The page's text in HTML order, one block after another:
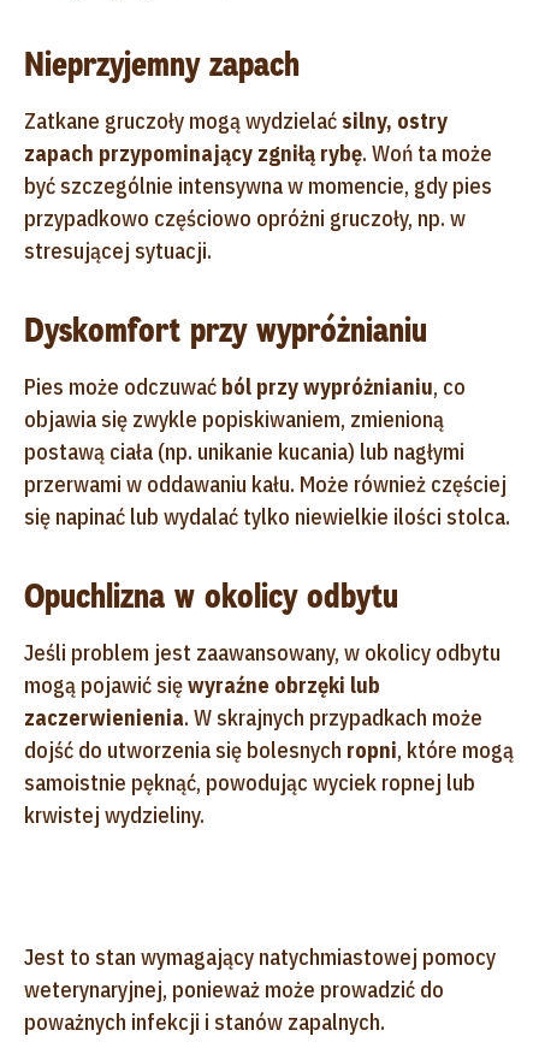
Nieprzyjemny zapach
Zatkane gruczoły mogą wydzielaćsilny, ostry
zapach przypominający zgniłą rybę. Woń ta może
być szczególnie intensywna w momencie, gdy pies
przypadkowo częściowo opróżni gruczoły, np. w
stresującej sytuacji.
Dyskomfort przy wypróżnianiu
Pies może odczuwać ból przy wypróżnianiu, co
objawia się zwykle popiskiwaniem, zmienioną
postawą ciała (np. unikanie kucania) lub nagłymi
przerwami w oddawaniu kału. Może również częściej
się napinać lub wydalać tylko niewielkie ilości stolca.
Opuchlizna w okolicy odbytu
Jeśli problem jest zaawansowany, w okolicy odbytu
mogą pojawić sięwyraźne obrzęki lub
zaczerwienienia. W skrajnych przypadkach może
dojść do utworzenia się bolesnych ropni, które mogą
samoistnie pęknąć, powodując wyciek ropnej lub
krwistej wydzieliny.
Jest to stan wymagający natychmiastowej pomocy
weterynaryjnej, ponieważ może prowadzić do
poważnych infekcji i stanów zapalnych.